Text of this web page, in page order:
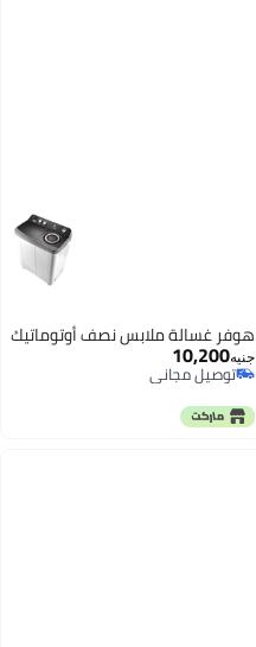
هوفر غسالة ملابس نصف أوتوماتيك
جنيه10,200
توصيل مجاني